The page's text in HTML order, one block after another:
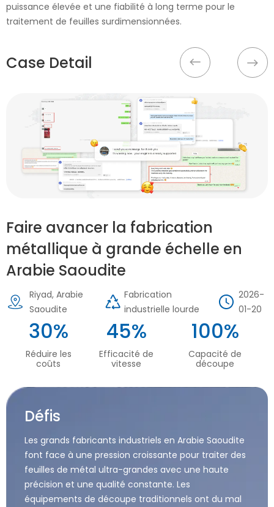
puissance élevée et une fiabilité à long terme pour le
traitement de feuilles surdimensionnées.
Case Detail
Faire avancer la fabrication
métallique à grande échelle en
Arabie Saoudite
Riyad, Arabie
Saoudite
Fabrication
industrielle lourde
2026-
01-20
30%
Réduire les
coûts
45%
Efficacité de
vitesse
100%
Capacité de
découpe
Défis
Les grands fabricants industriels en Arabie Saoudite
font face à une pression croissante pour traiter des
feuilles de métal ultra-grandes avec une haute
précision et une qualité constante. Les
équipements de découpe traditionnels ont du mal